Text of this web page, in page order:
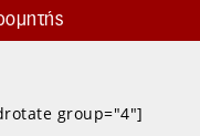
group="4"]